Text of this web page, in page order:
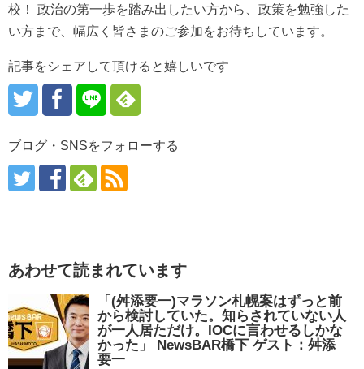
校！ 政治の第一歩を踏み出したい方から、政策を勉強した
い方まで、幅広く皆さまのご参加をお待ちしています。
記事をシェアして頂けると嬉しいです
ブログ・SNSをフォローする
あわせて読まれています
「(舛添要一)マラソン札幌案はずっと前
から検討していた。知らされていない人
が一人居ただけ。IOCに言わせるしかな
かった」 NewsBAR橋下 ゲスト：舛添
要一